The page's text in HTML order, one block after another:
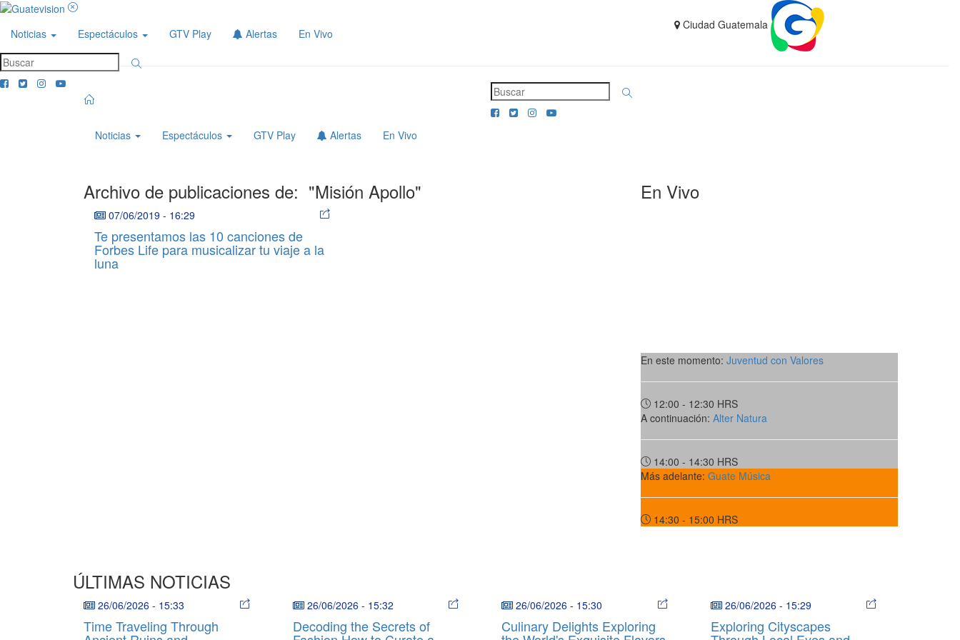
Noticias Espectáculos GTV Play Alertas En Vivo
Ciudad Guatemala
Noticias Espectáculos GTV Play Alertas En Vivo
Archivo de publicaciones de: "Misión Apollo"
07/06/2019 - 16:29
Te presentamos las 10 canciones de
Forbes Life para musicalizar tu viaje a la
luna
En Vivo
En este momento: Juventud con Valores
12:00 - 12:30 HRS
A continuación: Alter Natura
14:00 - 14:30 HRS
Más adelante: Guate Música
14:30 - 15:00 HRS
ÚLTIMAS NOTICIAS
26/06/2026 - 15:33
Time Traveling Through
26/06/2026 - 15:32
Decoding the Secrets of
26/06/2026 - 15:30
Culinary Delights Exploring
26/06/2026 - 15:29
Exploring Cityscapes